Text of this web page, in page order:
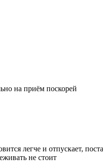
на приём поскорей
легче и отпускает,
не стоит